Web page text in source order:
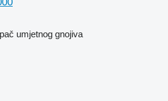
umjetnog gnojiva